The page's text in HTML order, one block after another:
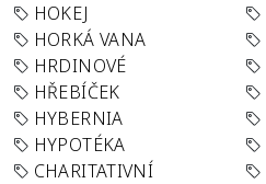
HOKEJ
HORKÁ VANA
HRDINOVÉ
HŘEBÍČEK
HYBERNIA
HYPOTÉKA
CHARITATIVNÍ